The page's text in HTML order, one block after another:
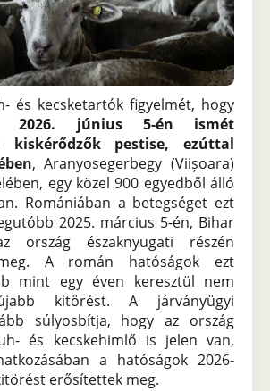
és kecsketartók figyelmét, hogy
2026. június 5-én ismét
kiskérődzők pestise, ezúttal
, Aranyosegerbegy (Viișoara)
egy közel 900 egyedből álló
Romániában a betegséget ezt
2025. március 5-én, Bihar
ország északnyugati részén
A román hatóságok ezt
mint egy éven keresztül nem
kitörést. A járványügyi
súlyosbítja, hogy az ország
és kecskehimlő is jelen van,
a hatóságok 2026-
erősítettek meg.